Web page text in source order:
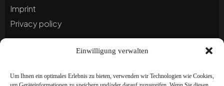
Einwilligung verwalten
Um Ihnen ein optimales Erlebnis zu bieten, verwenden wir Technologien wie Cookies,
Imprint
Privacy policy